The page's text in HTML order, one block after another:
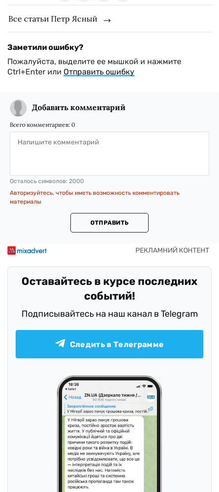
Все статьи Петр Ясный
Заметили ошибку?
Пожалуйста, выделите ее мышкой и нажмите
Ctrl+Enter или Отправить ошибку
Добавить комментарий
Всего комментариев: 0
Осталось символов: 2000
Авторизуйтесь, чтобы иметь возможность комментировать
материалы
ОТПРАВИТЬ
Оставайтесь в курсе последних
событий!
Подписывайтесь на наш канал в Telegram
Следить в Телеграмме